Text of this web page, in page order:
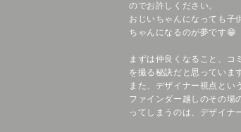
のでお許しください。
おじいちゃんになっても子
ちゃんになるのが夢です😁
まずは仲良くなること、コ
を撮る秘訣だと思っています
また、デザイナー視点とい
ファインダー越しのその場
ってしまうのは、 デザイナ